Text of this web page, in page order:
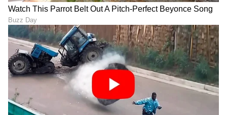
ಈ ಸಭೆಯಲ್ಲಿ, ಜಂಟಿ ಸಂಶೋಧನೆಗಳಿಗಾಗಿ 2023ರಲ್ಲಿ
ಉಡಾವಣೆಗೊಂಡ ಭಾರತದ ಮೊದಲ ಸೌರ ಅನ್ವೇಷಣಾ
ಯೋಜನೆಯಾದ ಆದಿತ್ಯ ಎಲ್1 ಮತ್ತು ಪ್ರೋಬಾ-3ರ
ಮಾಹಿತಿಗಳನ್ನು ಅನ್ವೇಷಿಸಲಾಗುತ್ತದೆ. ಈ ಸಹಯೋಗ,
ಉಭಯ ತಂಡಗಳ ವಿಜ್ಞಾನಿಗಳು ಸೂರ್ಯನ ಕುರಿತ ಮಹತ್ವದ
ಮಾಹಿತಿಗಳನ್ನು ಹಂಚಿಕೊಳ್ಳಲು ನೆರವಾಗಲಿದೆ.